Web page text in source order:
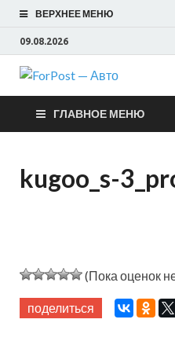
ВЕРХНЕЕ МЕНЮ
09.08.2026
ГЛАВНОЕ МЕНЮ
kugoo_s-
(Пока оценок
поделиться